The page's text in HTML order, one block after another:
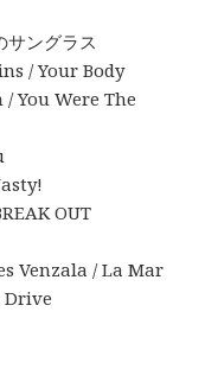
ングラス
/ Your Body
You Were The
OUT
Venzala / La Mar
Drive